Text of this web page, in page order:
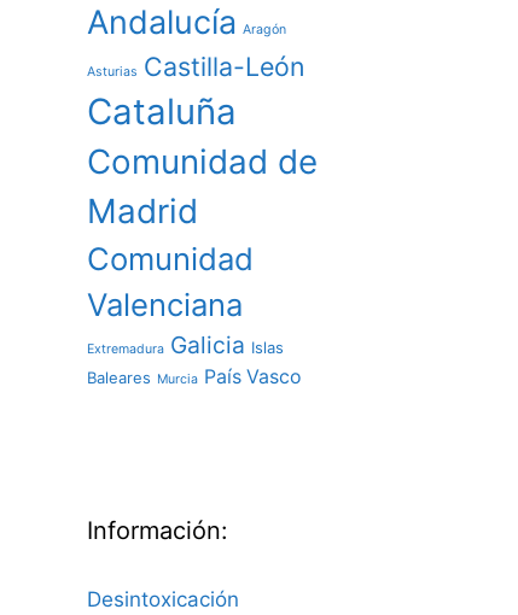
Andalucía Aragón
Asturias Castilla-León
Cataluña
Comunidad de
Madrid
Comunidad
Valenciana
Extremadura Galicia Islas
Baleares Murcia País Vasco
Información:
Desintoxicación